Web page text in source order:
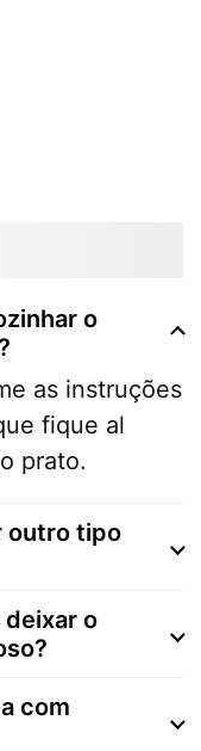
o
as instruções
fique al
prato.
outro tipo
deixar o
com